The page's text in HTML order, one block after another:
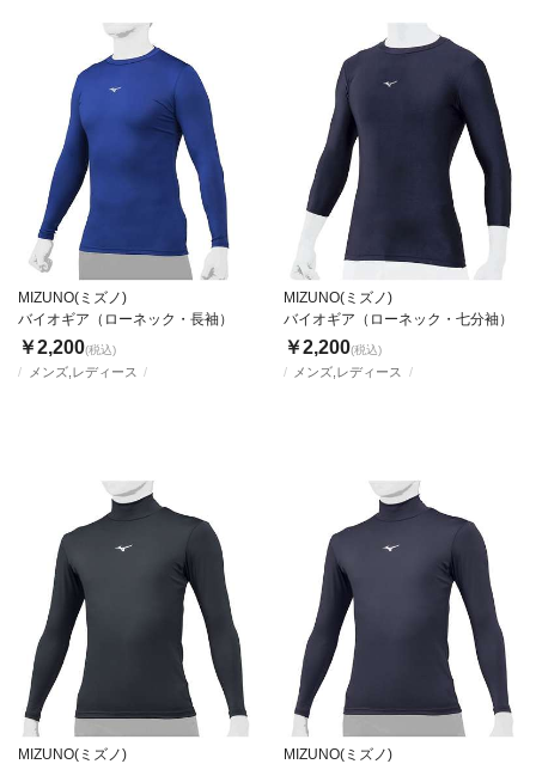
メンズ,レディース
MIZUNO(ミズノ)
バイオギア（ローネック・長袖）
￥2,200(税込)
メンズ,レディース
MIZUNO(ミズノ)
バイオギア（ローネック・七分袖）
￥2,200(税込)
MIZUNO(ミズノ)
MIZUNO(ミズノ)